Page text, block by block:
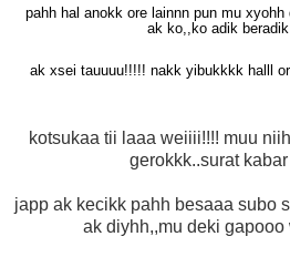
pahh hal anokk ore lainnn pun mu
ak ko,,ko adik beradik
ak xsei tauuuu!!!!! nakk yibukkkk halll
kotsukaa tii laaa weiiii!!!! muu
gerokkk..surat
japp ak kecikk pahh besaaa subo
ak diyhh,,mu deki